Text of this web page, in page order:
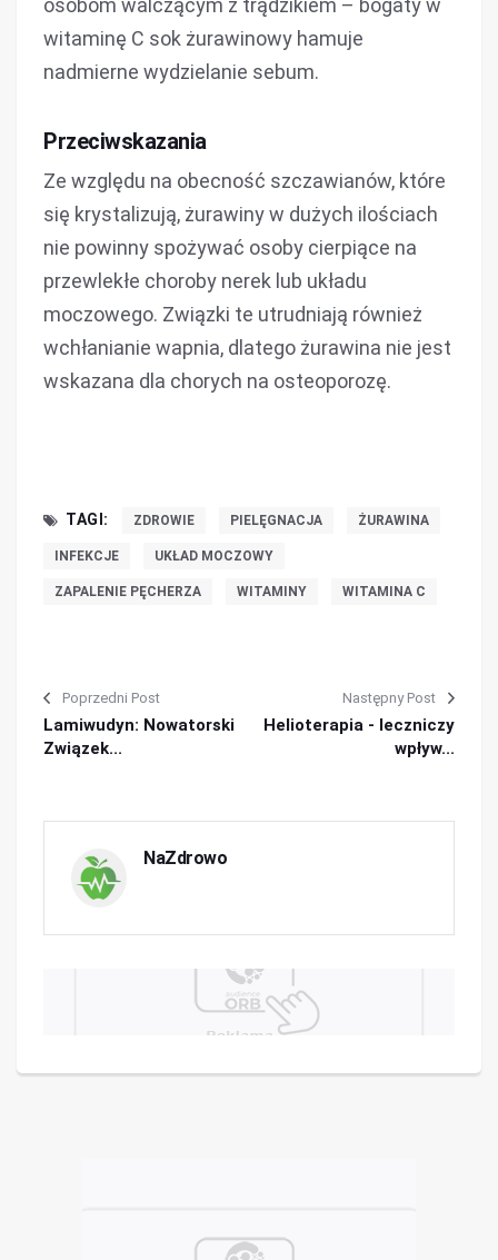
osobom walczącym z trądzikiem – bogaty w
witaminę C sok żurawinowy hamuje
nadmierne wydzielanie sebum.
Przeciwskazania
Ze względu na obecność szczawianów, które
się krystalizują, żurawiny w dużych ilościach
nie powinny spożywać osoby cierpiące na
przewlekłe choroby nerek lub układu
moczowego. Związki te utrudniają również
wchłanianie wapnia, dlatego żurawina nie jest
wskazana dla chorych na osteoporozę.
TAGI: ZDROWIE PIELĘGNACJA ŻURAWINA
INFEKCJE UKŁAD MOCZOWY
ZAPALENIE PĘCHERZA WITAMINY WITAMINA C
Poprzedni Post
Lamiwudyn: Nowatorski
Związek...
Następny Post
Helioterapia - leczniczy
wpływ...
NaZdrowo